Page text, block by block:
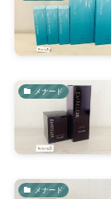
メナード
メナード